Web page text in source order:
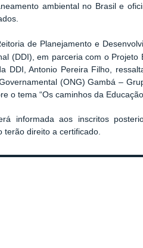
ambiental no Brasil e
de Planejamento e
(DDI), em parceria com o Projeto
DDI, Antonio Pereira Filho,
(ONG) Gambá –
o tema “Os caminhos da Educação
informada aos inscritos
terão direito a certificado.